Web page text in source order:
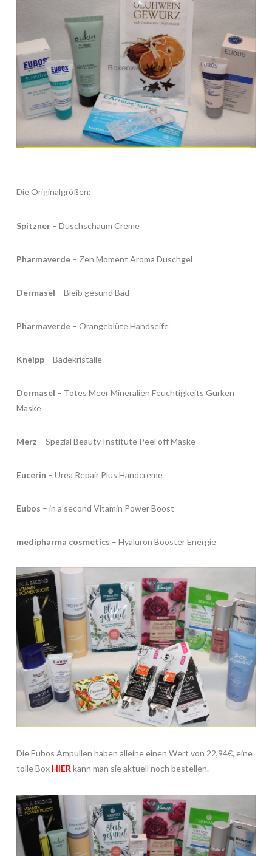
Die Originalgrößen:
Spitzner– Duschschaum Creme
Pharmaverde– Zen Moment Aroma Duschgel
Dermasel – Bleib gesund Bad
Pharmaverde– Orangeblüte Handseife
Kneipp– Badekristalle
Dermasel – Totes Meer Mineralien Feuchtigkeits Gurken
Maske
Merz – Spezial Beauty Institute Peel off Maske
Eucerin – Urea Repair Plus Handcreme
Eubos – in a second Vitamin Power Boost
medipharma cosmetics – Hyaluron Booster Energie
Die Eubos Ampullen haben alleine einen Wert von 22,94€, eine
tolle Box HIERkann man sie aktuell noch bestellen.